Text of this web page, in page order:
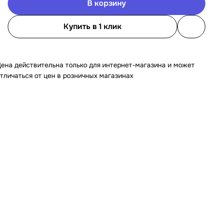
В корзину
Купить в 1 клик
действительна только для интернет-магазина и может
от цен в розничных магазинах